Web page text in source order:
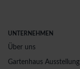
UNTERNEHMEN
Über uns
Gartenhaus Ausstellung